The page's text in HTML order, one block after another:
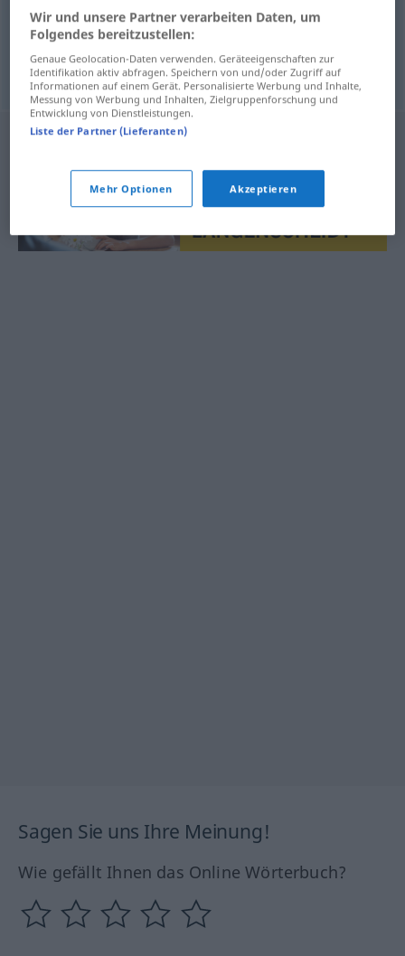
klimpa sig
Sagen Sie uns Ihre Meinung!
Wie gefällt Ihnen das Online Wörterbuch?
Wir und unsere Partner verarbeiten Daten, um
Folgendes bereitzustellen:
Genaue Geolocation-Daten verwenden. Geräteeigenschaften zur
Identifikation aktiv abfragen. Speichern von und/oder Zugriff auf
Informationen auf einem Gerät. Personalisierte Werbung und Inhalte,
Messung von Werbung und Inhalten, Zielgruppenforschung und
Entwicklung von Dienstleistungen.
Liste der Partner (Lieferanten)
Mehr Optionen Akzeptieren